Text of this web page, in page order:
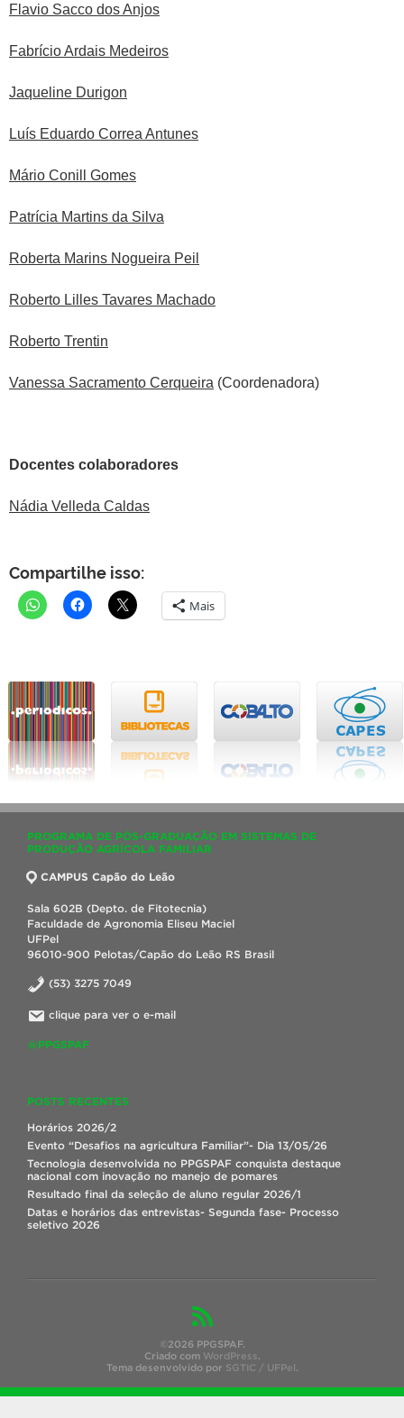
Flavio Sacco dos Anjos
Fabrício Ardais Medeiros
Jaqueline Durigon
Luís Eduardo Correa Antunes
Mário Conill Gomes
Patrícia Martins da Silva
Roberta Marins Nogueira Peil
Roberto Lilles Tavares Machado
Roberto Trentin
Vanessa Sacramento Cerqueira (Coordenadora)
Docentes colaboradores
Nádia Velleda Caldas
Compartilhe isso:
Mais
PROGRAMA DE PÓS-GRADUAÇÃO EM SISTEMAS DE
PRODUÇÃO AGRÍCOLA FAMILIAR
CAMPUS Capão do Leão
Sala 602B (Depto. de Fitotecnia)
Faculdade de Agronomia Eliseu Maciel
UFPel
96010-900 Pelotas/Capão do Leão RS Brasil
(53) 3275 7049
clique para ver o e-mail
@PPGSPAF
POSTS RECENTES
Horários 2026/2
Evento “Desafios na agricultura Familiar”- Dia 13/05/26
Tecnologia desenvolvida no PPGSPAF conquista destaque
nacional com inovação no manejo de pomares
Resultado final da seleção de aluno regular 2026/1
Datas e horários das entrevistas- Segunda fase- Processo
seletivo 2026
©2026 PPGSPAF.
Criado com WordPress.
Tema desenvolvido por SGTIC / UFPel.